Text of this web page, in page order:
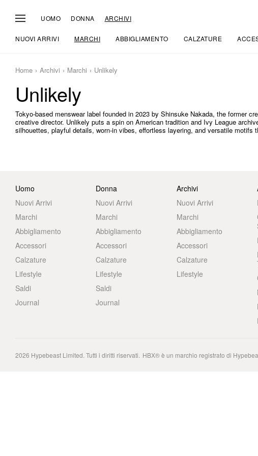
UOMO DONNA ARCHIVI
NUOVI ARRIVI MARCHI ABBIGLIAMENTO CALZATURE
Home Archivi Marchi Unlikely
Unlikely
Tokyo-based menswear label founded in 2023 by Shinsuke Nakada, the former
creative director. Unlikely puts a spin on American tradition and Ivy League
silhouettes, playful details, worn-in vibes, effortless layering, and versatile motifs
Uomo
Nuovi Arrivi
Marchi
Abbigliamento
Accessori
Calzature
Lifestyle
Saldi
Journal
Donna
Nuovi Arrivi
Marchi
Abbigliamento
Accessori
Calzature
Lifestyle
Saldi
Journal
Archivi
Nuovi Arrivi
Marchi
Abbigliamento
Accessori
Calzature
Lifestyle
2026 Hypebeast Limited. Tutti i diritti riservati. HBX® è un marchio registrato di